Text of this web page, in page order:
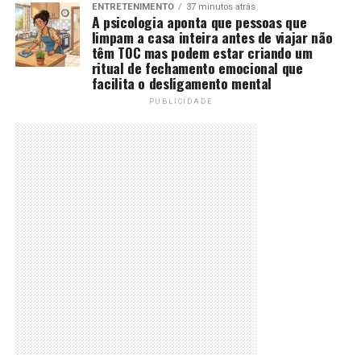
ENTRETENIMENTO 37 minutos atrás
A psicologia aponta que pessoas que
limpam a casa inteira antes de viajar não
têm TOC mas podem estar criando um
ritual de fechamento emocional que
facilita o desligamento mental
PUBLICIDADE